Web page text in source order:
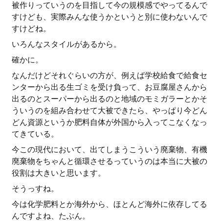
被作りっていうのを目指して今の規模感でやってるんで
すけども、実際みんな使うかというと別に使わないんで
すけどね。
いろんなスタイルがあるから。
確かに。
なんだけどそれぐらいの方が、例えば学校給食で給食セ
ンターから出る生ゴミを受け負って、お豆腐屋さんから
出るのとスーパーから出るのと地域のモミガラーとかそ
ういうのを組み合わせて大被できたら、やっぱり今どん
どん資源というか肥料自体が外国から入ってこなくなっ
てきている。
今この現代において、出てしまうこういう廃棄物、有機
廃棄物をちゃんと循環させるっていうのは本当に大被の
役割は大きいと思います。
そうっすね。
今は化学肥料とか海外から、ほとんど海外に依存してる
んですよね、たぶん。